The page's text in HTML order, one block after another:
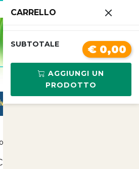
Chiamaci 3341210267
maxi adult
CARRELLO
SUBTOTALE € 0,00
AGGIUNGI UN
PRODOTTO